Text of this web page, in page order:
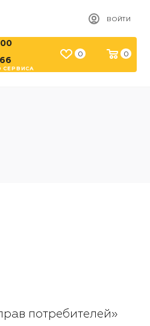
ВОЙТИ
0 0
СЕРВИСА
потребителей»